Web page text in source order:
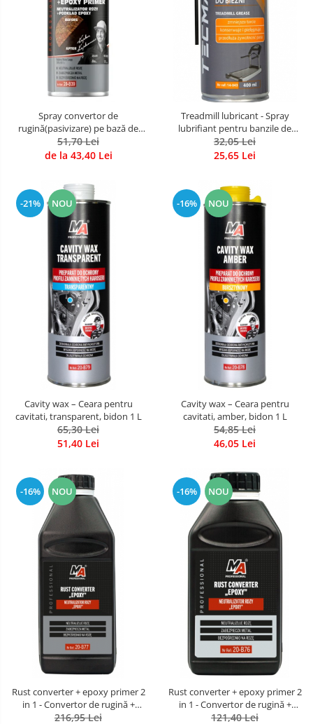
Spray convertor de
rugină(pasivizare) pe bază de
rasini epoxidice, 400 ml
51,70 Lei
de la 43,40 Lei
Treadmill lubricant - Spray
lubrifiant pentru banzile de
alergare, cu aplicator 400 ml
32,05 Lei
25,65 Lei
-21% NOU
Cavity wax – Ceara pentru
cavitati, transparent, bidon 1 L
65,30 Lei
51,40 Lei
-16% NOU
Cavity wax – Ceara pentru
cavitati, amber, bidon 1 L
54,85 Lei
46,05 Lei
-16% NOU
Rust converter + epoxy primer 2
in 1 - Convertor de rugină +
grund epoxidic 2 în 1 bidon 1000
216,95 Lei
-16% NOU
Rust converter + epoxy primer 2
in 1 - Convertor de rugină +
grund epoxidic 2 în 1 bidon 500
121,40 Lei